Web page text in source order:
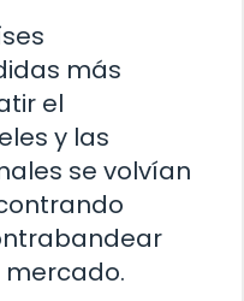
más
el
y las
se volvían
mercado.